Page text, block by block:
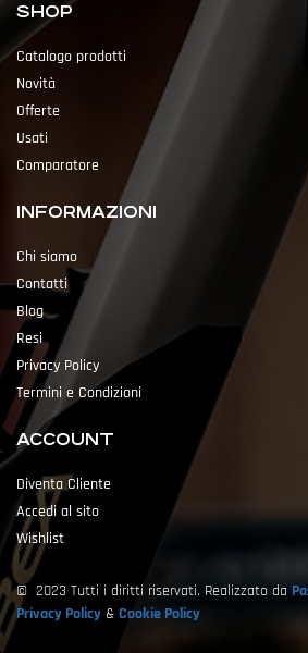
SHOP
Catalogo prodotti
Novità
Offerte
Usati
Comparatore
INFORMAZIONI
Chi siamo
Contatti
Blog
Resi
Privacy Policy
Termini e Condizioni
ACCOUNT
Diventa Cliente
Accedi al sito
Wishlist
© 2023 Tutti i diritti riservati. Realizzato da
Privacy Policy & Cookie Policy